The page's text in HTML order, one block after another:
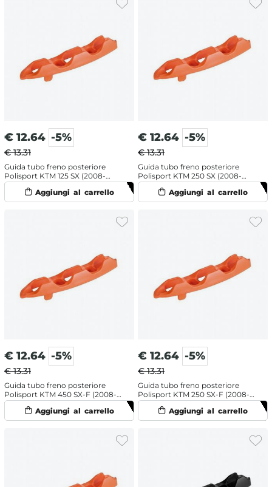
€ 12.64 -5%
€ 13.31
Guida tubo freno posteriore
Polisport KTM 125 SX (2008-
2022) Arancione
€ 12.64 -5%
€ 13.31
Guida tubo freno posteriore
Polisport KTM 250 SX (2008-
2022) Arancione
€ 12.64 -5%
€ 13.31
Guida tubo freno posteriore
Polisport KTM 450 SX-F (2008-
2022) Arancione
€ 12.64 -5%
€ 13.31
Guida tubo freno posteriore
Polisport KTM 250 SX-F (2008-
2022) Arancione